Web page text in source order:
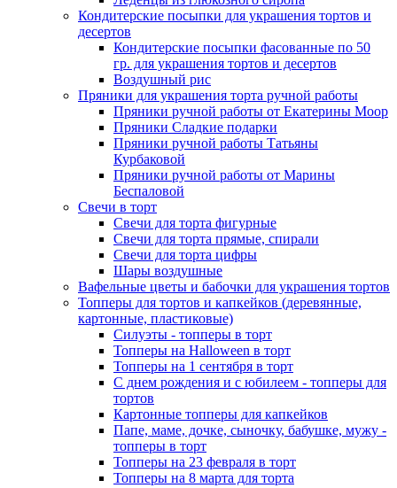
Кондитерские посыпки для украшения тортов и
десертов
Кондитерские посыпки фасованные по 50
гр. для украшения тортов и десертов
Воздушный рис
Пряники для украшения торта ручной работы
Пряники ручной работы от Екатерины Моор
Пряники Сладкие подарки
Пряники ручной работы Татьяны
Курбаковой
Пряники ручной работы от Марины
Беспаловой
Свечи в торт
Свечи для торта фигурные
Свечи для торта прямые, спирали
Свечи для торта цифры
Шары воздушные
Вафельные цветы и бабочки для украшения тортов
Топперы для тортов и капкейков (деревянные,
картонные, пластиковые)
Силуэты - топперы в торт
Топперы на Halloween в торт
Топперы на 1 сентября в торт
С днем рождения и с юбилеем - топперы для
тортов
Картонные топперы для капкейков
Папе, маме, дочке, сыночку, бабушке, мужу -
топперы в торт
Топперы на 23 февраля в торт
Топперы на 8 марта для торта